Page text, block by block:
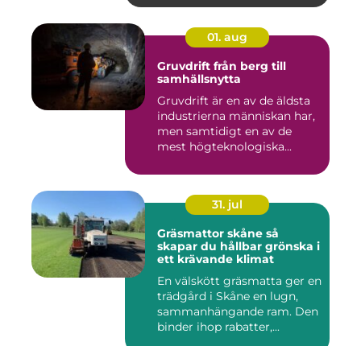
01. aug
Gruvdrift från berg till
samhällsnytta
Gruvdrift är en av de äldsta
industrierna människan har,
men samtidigt en av de
mest högteknologiska...
31. jul
Gräsmattor skåne så
skapar du hållbar grönska i
ett krävande klimat
En välskött gräsmatta ger en
trädgård i Skåne en lugn,
sammanhängande ram. Den
binder ihop rabatter,...